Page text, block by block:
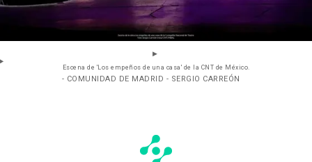
Escena de 'Los empeños de una casa' de la CNT de México.
- COMUNIDAD DE MADRID - SERGIO CARREÓN